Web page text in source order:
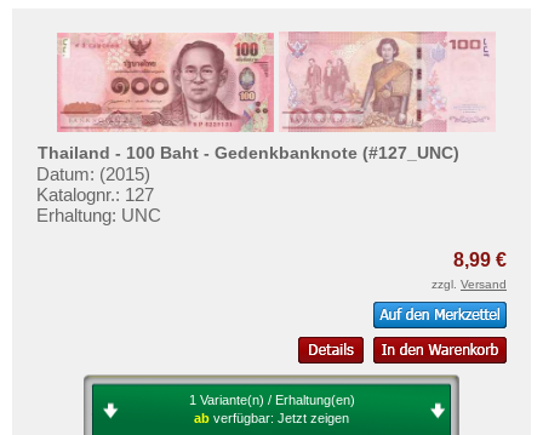
Thailand - 100 Baht - Gedenkbanknote (#127_UNC)
Datum: (2015)
Katalognr.: 127
Erhaltung: UNC
8,99 €
zzgl. Versand
1 Variante(n) / Erhaltung(en)
ab verfügbar: Jetzt zeigen